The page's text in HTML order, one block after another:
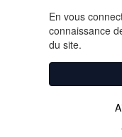
En vous
connaissance
du site.